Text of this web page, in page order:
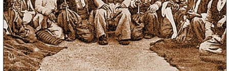
Одна из ключевых вопросов курдской
историографии является уяснение этнической
принадлежности и рода Дария I Великого (522–486
гг. до н. э., приписывают персам) и Оронта (род
Оронтидов-Ервандидов), которого армяне на то без
основания приписывают к исторически